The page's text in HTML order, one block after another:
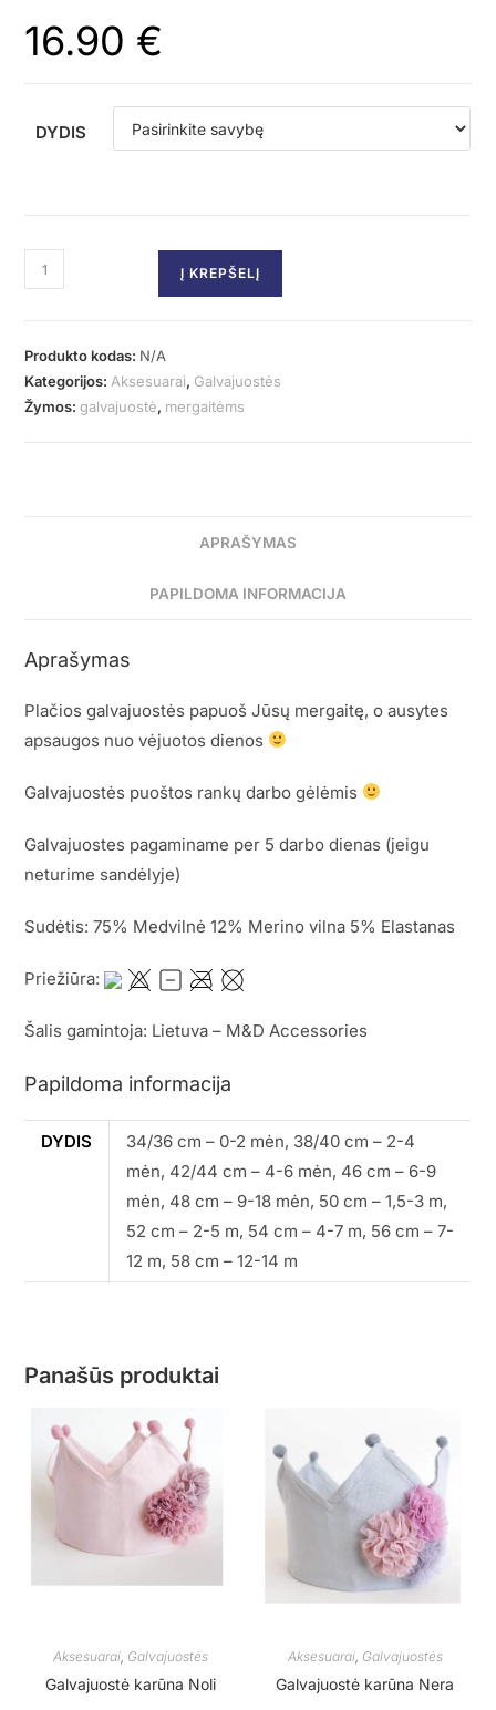
16.90 €
DYDIS
Į KREPŠELĮ
Produkto kodas: N/A
Kategorijos:Aksesuarai, Galvajuostės
Žymos:galvajuostė, mergaitėms
APRAŠYMAS
PAPILDOMA INFORMACIJA
Aprašymas
Plačios galvajuostės papuoš Jūsų mergaitę, o ausytes
apsaugos nuo vėjuotos dienos
Galvajuostės puoštos rankų darbo gėlėmis
Galvajuostes pagaminame per 5 darbo dienas (jeigu
neturime sandėlyje)
Sudėtis: 75% Medvilnė 12% Merino vilna 5% Elastanas
Priežiūra:
Šalis gamintoja: Lietuva – M&D Accessories
Papildoma informacija
DYDIS
34/36 cm – 0-2 mėn, 38/40 cm – 2-4
mėn, 42/44 cm – 4-6 mėn, 46 cm – 6-9
mėn, 48 cm – 9-18 mėn, 50 cm – 1,5-3 m,
52 cm – 2-5 m, 54 cm – 4-7 m, 56 cm – 7-
12 m, 58 cm – 12-14 m
Panašūs produktai
Aksesuarai, Galvajuostės
Galvajuostė karūna Noli
Aksesuarai, Galvajuostės
Galvajuostė karūna Nera